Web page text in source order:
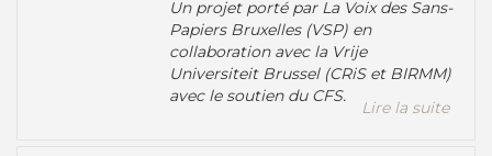
Un projet porté par La Voix des Sans-
Papiers Bruxelles (VSP) en
collaboration avec la Vrije
Universiteit Brussel (CRiS et BIRMM)
avec le soutien du CFS.
Lire la suite